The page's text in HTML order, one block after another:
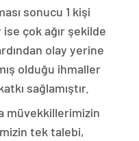
sonucu 1 kişi
çok ağır şekilde
olay yerine
olduğu ihmaller
sağlamıştır.
müvekkillerimizin
tek talebi,